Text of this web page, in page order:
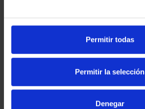
Permitir todas
Permitir la selección
Denegar
CIUDADES PATRIMONIO
73,00 €